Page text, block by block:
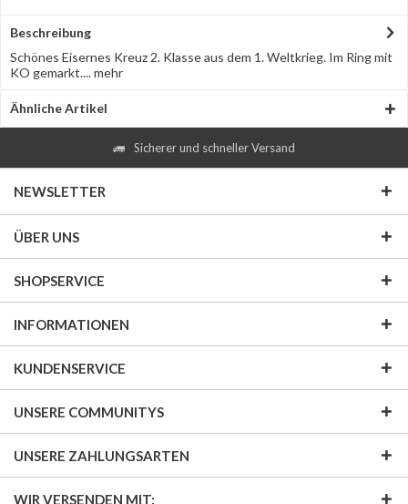
Beschreibung
Schönes Eisernes Kreuz 2. Klasse aus dem 1. Weltkrieg. Im Ring mit
KO gemarkt....mehr
Ähnliche Artikel
Sicherer und schneller Versand
NEWSLETTER
ÜBER UNS
SHOPSERVICE
INFORMATIONEN
KUNDENSERVICE
UNSERE COMMUNITYS
UNSERE ZAHLUNGSARTEN
WIR VERSENDEN MIT: